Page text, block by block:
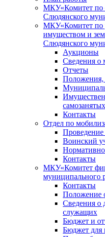
МКУ«Комитет по
Слюдянского
МКУ«Комитет по
имуществом и
Слюдянского
Аукционы
Сведения о
Отчеты
Положения,
Контакты
Отдел по
Воинский
Контакты
МКУ«Комитет
муниципального
Контакты
Положение
Сведения о
служащих
Бюджет и
Бюджет для